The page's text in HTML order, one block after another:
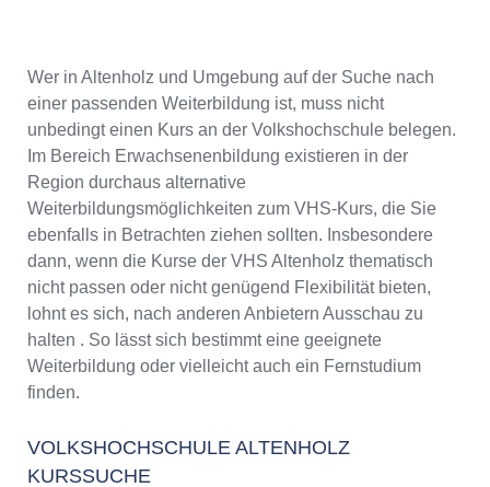
Wer in Altenholz und Umgebung auf der Suche nach
einer passenden Weiterbildung ist, muss nicht
unbedingt einen Kurs an der Volkshochschule belegen.
Im Bereich Erwachsenenbildung existieren in der
Region durchaus alternative
Weiterbildungsmöglichkeiten zum VHS-Kurs, die Sie
ebenfalls in Betrachten ziehen sollten. Insbesondere
dann, wenn die Kurse der VHS Altenholz thematisch
nicht passen oder nicht genügend Flexibilität bieten,
lohnt es sich, nach anderen Anbietern Ausschau zu
halten . So lässt sich bestimmt eine geeignete
Weiterbildung oder vielleicht auch ein Fernstudium
finden.
VOLKSHOCHSCHULE ALTENHOLZ
KURSSUCHE